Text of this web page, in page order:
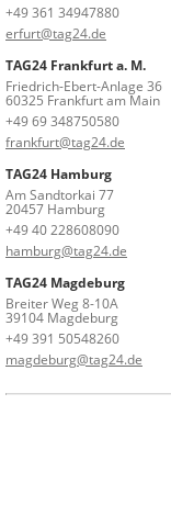
+49 361 34947880
erfurt@tag24.de
TAG24 Frankfurt a. M.
Friedrich-Ebert-Anlage 36
60325 Frankfurt am Main
+49 69 348750580
frankfurt@tag24.de
TAG24 Hamburg
Am Sandtorkai 77
20457 Hamburg
+49 40 228608090
hamburg@tag24.de
TAG24 Magdeburg
Breiter Weg 8-10A
39104 Magdeburg
+49 391 50548260
magdeburg@tag24.de